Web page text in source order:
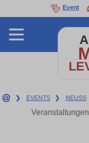
Event
❯ EVENTS ❯ NEUSS